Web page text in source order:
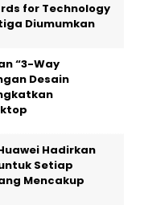
for Technology
Diumumkan
“3-Way
Desain
Hadirkan
Setiap
Mencakup